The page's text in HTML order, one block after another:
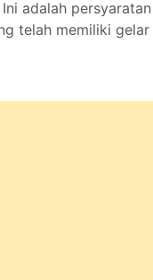
adalah persyaratan
telah memiliki gelar